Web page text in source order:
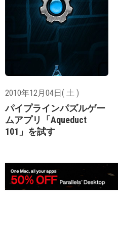
2010年12月04日( 土 )
パイプラインパズルゲー
ムアプリ「Aqueduct
101」を試す